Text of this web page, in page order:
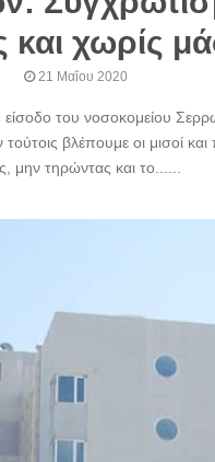
και χωρίς
21 Μαΐου 2020
του νοσοκομείου
βλέπουμε οι μισοί
μην τηρώντας και το......